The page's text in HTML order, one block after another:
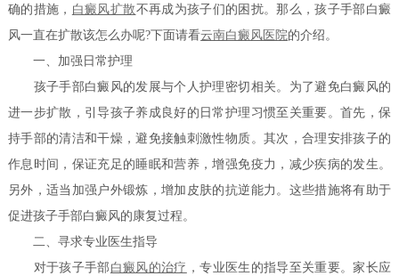
确的措施， 白癜风扩散不再成为孩子们的困扰。那么，孩子手部白癜
风一直在扩散该怎么办呢?下面请看云南白癜风医院的介绍。
一、加强日常护理
孩子手部白癜风的发展与个人护理密切相关。为了避免白癜风的
进一步扩散，引导孩子养成良好的日常护理习惯至关重要。首先，保
持手部的清洁和干燥，避免接触刺激性物质。其次，合理安排孩子的
作息时间，保证充足的睡眠和营养，增强免疫力，减少疾病的发生。
另外，适当加强户外锻炼，增加皮肤的抗逆能力。这些措施将有助于
促进孩子手部白癜风的康复过程。
二、寻求专业医生指导
对于孩子手部 白癜风的治疗 ，专业医生的指导至关重要。家长应